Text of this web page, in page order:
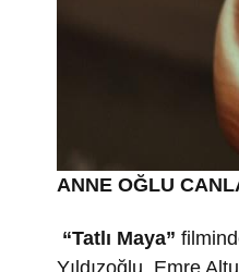
ANNE OĞLU
“Tatlı Maya”
Yıldızoğlu, Emre